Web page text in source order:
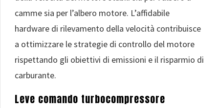
camme sia per l’albero motore. L’affidabile
hardware di rilevamento della velocità contribuisce
a ottimizzare le strategie di controllo del motore
rispettando gli obiettivi di emissioni e il risparmio di
carburante.
Leve comando turbocompressore